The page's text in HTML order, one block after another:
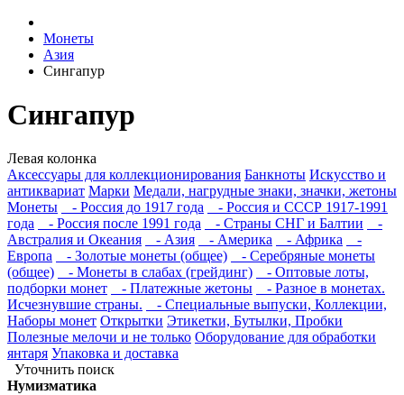
Монеты
Азия
Сингапур
Сингапур
Левая колонка
Аксессуары для коллекционирования Банкноты Искусство и
антиквариат Марки Медали, нагрудные знаки, значки, жетоны
Монеты
- Россия до 1917 года
- Россия и СССР 1917-1991
года
- Россия после 1991 года - Страны СНГ и Балтии
-
Австралия и Океания
- Азия - Америка - Африка
-
Европа
- Золотые монеты (общее)
- Серебряные монеты
(общее)
- Монеты в слабах (грейдинг)
- Оптовые лоты,
подборки монет
- Платежные жетоны
- Разное в монетах.
Исчезнувшие страны.
- Специальные выпуски, Коллекции,
Наборы монет Открытки Этикетки, Бутылки, Пробки
Полезные мелочи и не только Оборудование для обработки
янтаря Упаковка и доставка
Уточнить поиск
Нумизматика